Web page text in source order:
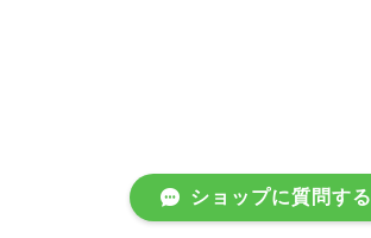
ショップに質問する